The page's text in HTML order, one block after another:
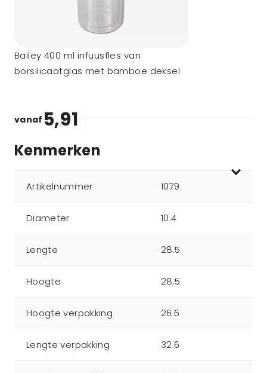
Bailey 400 ml infuusfles van
borsilicaatglas met bamboe deksel
vanaf 5,91
Kenmerken
Artikelnummer 1079
Diameter 10.4
Lengte 28.5
Hoogte 28.5
Hoogte verpakking 26.6
Lengte verpakking 32.6